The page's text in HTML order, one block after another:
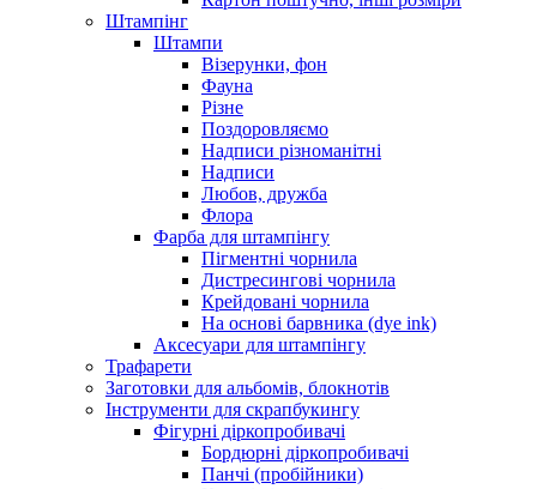
Штампінг
Штампи
Візерунки, фон
Фауна
Різне
Поздоровляємо
Надписи різноманітні
Надписи
Любов, дружба
Флора
Фарба для штампінгу
Пігментні чорнила
Дистресингові чорнила
Крейдовані чорнила
На основі барвника (dye ink)
Аксесуари для штампінгу
Трафарети
Заготовки для альбомів, блокнотів
Інструменти для скрапбукингу
Фігурні діркопробивачі
Бордюрні діркопробивачі
Панчі (пробійники)